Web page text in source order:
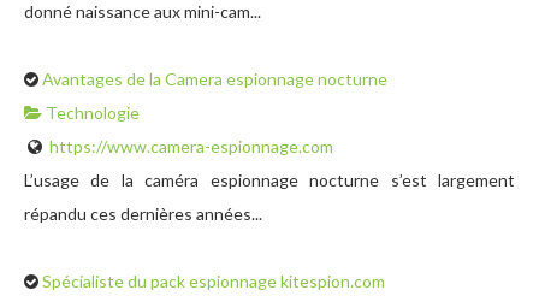
donné naissance aux mini-cam...
Avantages de la Camera espionnage nocturne
Technologie
https://www.camera-espionnage.com
L’usage de la caméra espionnage nocturne s’est largement
répandu ces dernières années...
Spécialiste du pack espionnage kitespion.com